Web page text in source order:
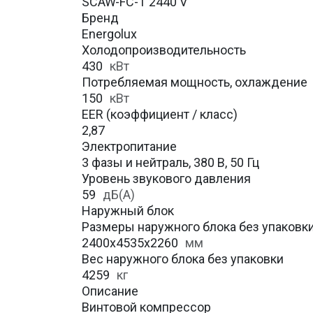
Бренд
Energolux
Холодопроизводительность
430 кВт
Потребляемая мощность, охлаждение
150 кВт
EER (коэффициент / класс)
2,87
Электропитание
3 фазы и нейтраль, 380 В, 50 Гц
Уровень звукового давления
59 дБ(А)
Наружный блок
Размеры наружного блока без
2400x4535x2260 мм
Вес наружного блока без упаковки
4259 кг
Описание
Винтовой компрессор